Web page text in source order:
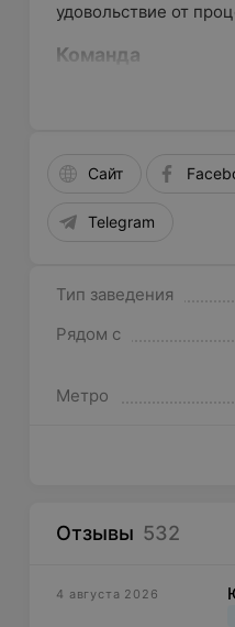
удовольствие от
Команда
В салонах красоты
квалификации.
Услуги
Парикмахерский
Ногтевой сервис
Визаж (макияж,
Косметические
салоне используют
Дополнительные
Сайт
Telegram
Тип заведения
Рядом с
Метро
Отзывы 532
4 августа 2026